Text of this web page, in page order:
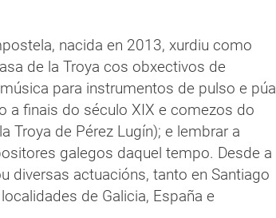
nacida en 2013, xurdiu como
de la Troya cos obxectivos de
para instrumentos de pulso e púa
a finais do século XIX e comezos do
Troya de Pérez Lugín); e lembrar a
galegos daquel tempo. Desde a
diversas actuacións, tanto en Santiago
de Galicia, España e